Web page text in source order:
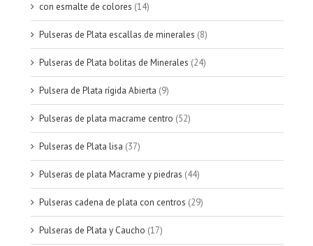
con esmalte de colores (14)
Pulseras de Plata escallas de minerales (8)
Pulseras de Plata bolitas de Minerales (24)
Pulsera de Plata rígida Abierta (9)
Pulseras de plata macrame centro (52)
Pulseras de Plata lisa (37)
Pulseras de plata Macrame y piedras (44)
Pulseras cadena de plata con centros (29)
Pulseras de Plata y Caucho (17)